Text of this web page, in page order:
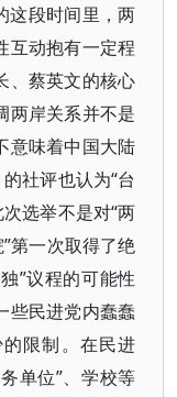
这段时间里，两
互动抱有一定程
、蔡英文的核心
两岸关系并不是
意味着中国大陆
社评也认为“台
次选举不是对“两
第一次取得了绝
”议程的可能性
些民进党内蠢蠢
限制。在民进
单位”、学校等